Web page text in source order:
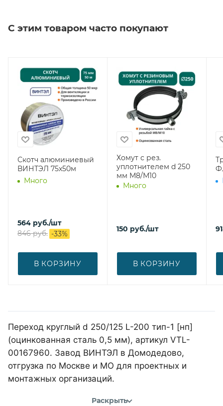
С этим товаром часто покупают
Скотч алюминиевый
ВИНТЭЛ 75х50м
Много
564 руб./шт
846руб. -33%
В КОРЗИНУ
Хомут с рез.
уплотнителем d 250
мм М8/М10
Много
150 руб./шт
В КОРЗИНУ
Переход круглый d 250/125 L-200 тип-1 [нп]
(оцинкованная сталь 0,5 мм), артикул VTL-
00167960. Завод ВИНТЭЛ в Домодедово,
отгрузка по Москве и МО для проектных и
монтажных организаций.
Раскрыть